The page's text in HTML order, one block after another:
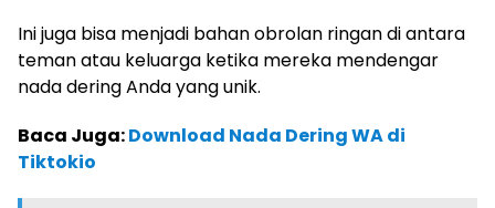
Ini juga bisa menjadi bahan obrolan ringan di antara
teman atau keluarga ketika mereka mendengar
nada dering Anda yang unik.
Baca Juga:Download Nada Dering WA di
Tiktokio